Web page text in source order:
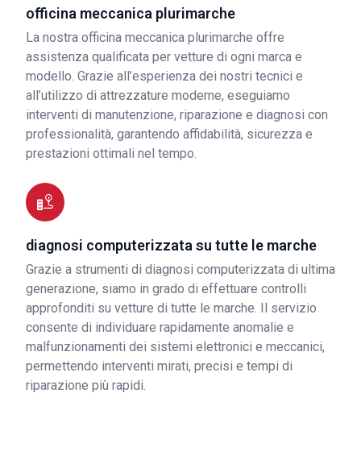
officina meccanica plurimarche
La nostra officina meccanica plurimarche offre
assistenza qualificata per vetture di ogni marca e
modello. Grazie all’esperienza dei nostri tecnici e
all’utilizzo di attrezzature moderne, eseguiamo
interventi di manutenzione, riparazione e diagnosi con
professionalità, garantendo affidabilità, sicurezza e
prestazioni ottimali nel tempo.
diagnosi computerizzata su tutte le marche
Grazie a strumenti di diagnosi computerizzata di ultima
generazione, siamo in grado di effettuare controlli
approfonditi su vetture di tutte le marche. Il servizio
consente di individuare rapidamente anomalie e
malfunzionamenti dei sistemi elettronici e meccanici,
permettendo interventi mirati, precisi e tempi di
riparazione più rapidi.